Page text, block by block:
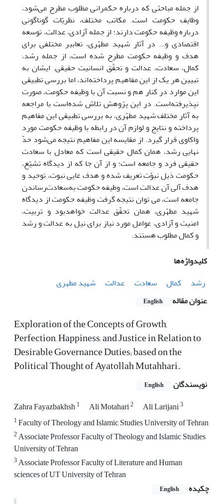
از جمله مباحثی که درباره حکمرانی مطلوب مطرح می‌شود،
وظایف حکومت است. مکاتب مختلف، نظریّات گوناگونی
درباره وظیفه حکومت دارند؛ از جمله آزادی، عدالت، توسعه
اقتصادی و... در آثار شهید مطهّری، تعابیر مختلفی برای
هدف و وظیفه حکومت مطرح شده است، از جمله رشد،
کمال، سعادت، عدالت و تحقّق انسانیت حقیقی. ایشان به
تبیین هر یک از این مفاهیم پرداخته‌اند، اما بررسی تطبیقی
این موارد در کنار هم و نسبت آن با وظیفه حکومت، صورت
نپذیرفته‌است. در این پژوهش تلاش شده‌است با مراجعه
به آثار مختلف شهید مطهّری، به بررسی تطبیقی این مفاهیم
پرداخته و نتایج و لوازم آن در رابطه با وظیفه حکومت مورد
واکاوی قرار گیرد. از مقایسه این مفاهیم نتیجه می‌شود حدّ
نهایی رشد، همان کمال حقیقی است که معادل با سعادت
حقیقی فرد و جامعه است؛ و از آن جا که از دیدگاه تشیّع،
حکومت ذیل نبوّت تعریف شده و هدف غایی نبوت، توحید و
هدف آلی آن عدالت است، وظیفه حکومت به‌سعادت‌رساندن
جامعه است، می توان نتیجه گرفت وظیفه حکومت از دیدگاه
شهید مطهّری، همان تحقّق عدالت خواهدبود و تربیت،
امنیت و آزادی، عوامل مورد نیاز برای نیل به عدالت و رشد
و کمال مطلوب هستند.
کلیدواژه‌ها
رشد
کمال سعادت عدالت
شهید مطهری
عنوان مقاله
English
Exploration of the Concepts of Growth,
Perfection, Happiness, and Justice in Relation to
Desirable Governance Duties; based on the
Political Thought of Ayatollah Mutahhari.
نویسندگان English
Zahra Fayazbakhsh1 Ali Motahari2 Ali Larijani3
1Faculty of Theology and Islamic Studies University of Tehran
2Associate Professor Faculty of Theology and Islamic Studies
University of Tehran
3Associate Professor Faculty of Literature and Human
sciences of UT University of Tehran
چکیده
English